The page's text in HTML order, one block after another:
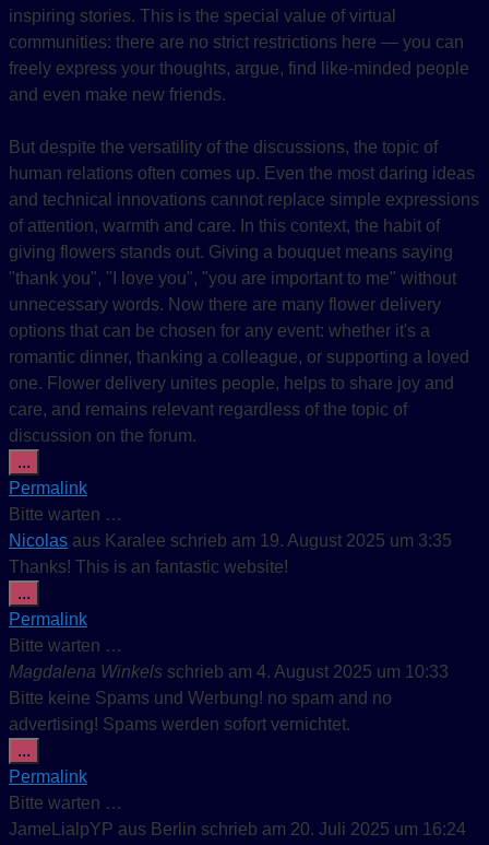
inspiring stories. This is the special value of virtual
communities: there are no strict restrictions here — you can
freely express your thoughts, argue, find like-minded people
and even make new friends.
But despite the versatility of the discussions, the topic of
human relations often comes up. Even the most daring ideas
and technical innovations cannot replace simple expressions
of attention, warmth and care. In this context, the habit of
giving flowers stands out. Giving a bouquet means saying
"thank you", "I love you", "you are important to me" without
unnecessary words. Now there are many flower delivery
options that can be chosen for any event: whether it's a
romantic dinner, thanking a colleague, or supporting a loved
one. Flower delivery unites people, helps to share joy and
care, and remains relevant regardless of the topic of
discussion on the forum.
...
Permalink
Bitte warten …
Nicolas aus Karalee schrieb am 19. August 2025 um 3:35
Thanks! This is an fantastic website!
...
Permalink
Bitte warten …
Magdalena Winkels schrieb am 4. August 2025 um 10:33
Bitte keine Spams und Werbung! no spam and no
advertising! Spams werden sofort vernichtet.
...
Permalink
Bitte warten …
JameLialpYP aus Berlin schrieb am 20. Juli 2025 um 16:24